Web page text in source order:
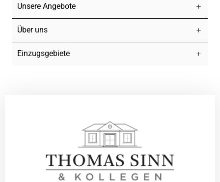
Unsere Angebote
Über uns
Einzugsgebiete